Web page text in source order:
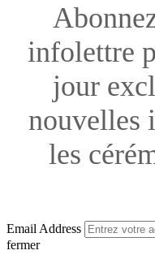
infolettre
jour
nouvelles
les
Email Address
fermer